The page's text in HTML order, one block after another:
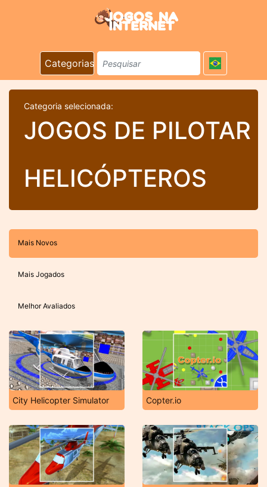
Categorias
Categoria selecionada:
JOGOS DE PILOTAR
HELICÓPTEROS
Mais Novos
Mais Jogados
Melhor Avaliados
City Helicopter Simulator Copter.io